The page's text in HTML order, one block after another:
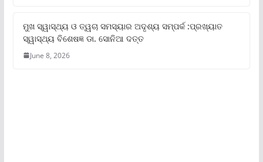
ମୁଖ ସ୍ୱାସ୍ଥ୍ୟ ଓ ତ୍ୱଚା ସମସ୍ୟାର ଅଦୃଶ୍ୟ ସମ୍ପର୍କ :ପ୍ରଖ୍ୟାତ
ସ୍ୱାସ୍ଥ୍ୟ ବିଶେଷଜ୍ଞ ଡା. ସୋନିଆ ଦତ୍ତ
June 8, 2026